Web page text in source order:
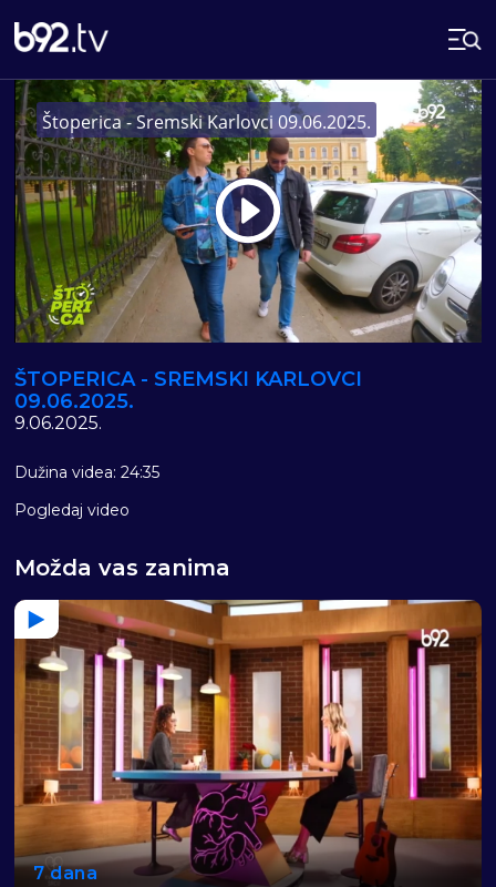
Play
Štoperica - Sremski Karlovci 09.06.2025.
ŠTOPERICA - SREMSKI KARLOVCI
09.06.2025.
9.06.2025.
Dužina videa: 24:35
Pogledaj video
Možda vas zanima
7 dana